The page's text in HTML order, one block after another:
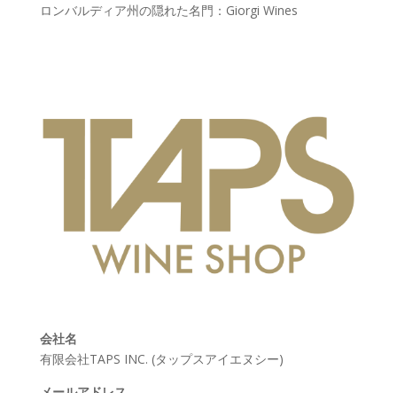
ロンバルディア州の隠れた名門：Giorgi Wines
会社名
有限会社TAPS INC. (タップスアイエヌシー)